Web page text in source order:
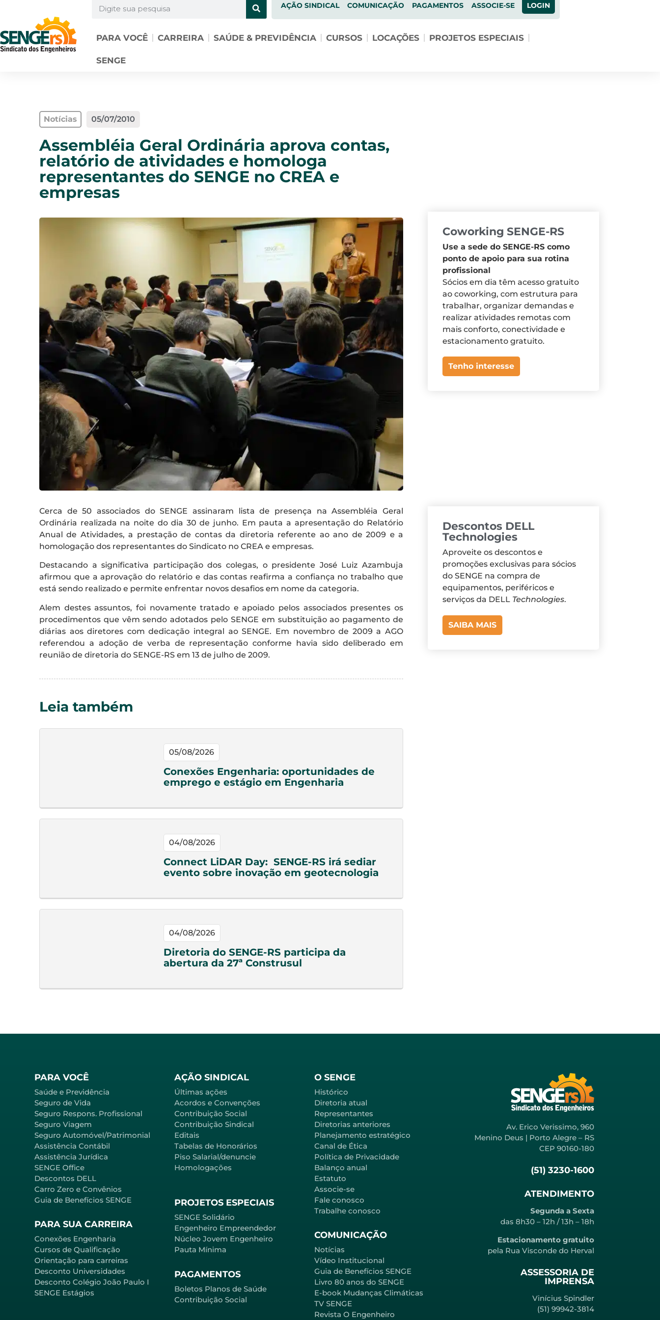
AÇÃO SINDICAL COMUNICAÇÃO PAGAMENTOS ASSOCIE-SE LOGIN
PARA VOCÊ CARREIRA SAÚDE & PREVIDÊNCIA CURSOS LOCAÇÕES PROJETOS ESPECIAIS
SENGE
Notícias 05/07/2010
Assembléia Geral Ordinária aprova contas,
relatório de atividades e homologa
representantes do SENGE no CREA e
empresas
Cerca de 50 associados do SENGE assinaram lista de presença na Assembléia Geral
Ordinária realizada na noite do dia 30 de junho. Em pauta a apresentação do Relatório
Anual de Atividades, a prestação de contas da diretoria referente ao ano de 2009 e a
homologação dos representantes do Sindicato no CREA e empresas.
Destacando a significativa participação dos colegas, o presidente José Luiz Azambuja
afirmou que a aprovação do relatório e das contas reafirma a confiança no trabalho que
está sendo realizado e permite enfrentar novos desafios em nome da categoria.
Alem destes assuntos, foi novamente tratado e apoiado pelos associados presentes os
procedimentos que vêm sendo adotados pelo SENGE em substituição ao pagamento de
diárias aos diretores com dedicação integral ao SENGE. Em novembro de 2009 a AGO
referendou a adoção de verba de representação conforme havia sido deliberado em
reunião de diretoria do SENGE-RS em 13 de julho de 2009.
Leia também
05/08/2026
Conexões Engenharia: oportunidades de
emprego e estágio em Engenharia
04/08/2026
Connect LiDAR Day: SENGE-RS irá sediar
evento sobre inovação em geotecnologia
04/08/2026
Diretoria do SENGE-RS participa da
abertura da 27ª Construsul
Coworking SENGE-RS
Use a sede do SENGE-RS como
ponto de apoio para sua rotina
profissional
Sócios em dia têm acesso gratuito
ao coworking, com estrutura para
trabalhar, organizar demandas e
realizar atividades remotas com
mais conforto, conectividade e
estacionamento gratuito.
Tenho interesse
Descontos DELL
Technologies
Aproveite os descontos e
promoções exclusivas para sócios
do SENGE na compra de
equipamentos, periféricos e
serviços da DELL Technologies.
SAIBA MAIS
PARA VOCÊ
Saúde e Previdência
Seguro de Vida
Seguro Respons. Profissional
Seguro Viagem
Seguro Automóvel/Patrimonial
Assistência Contábil
Assistência Jurídica
SENGE Office
Descontos DELL
Carro Zero e Convênios
Guia de Benefícios SENGE
PARA SUA CARREIRA
Conexões Engenharia
Cursos de Qualificação
Orientação para carreiras
Desconto Universidades
Desconto Colégio João Paulo I
SENGE Estágios
AÇÃO SINDICAL
Últimas ações
Acordos e Convenções
Contribuição Social
Contribuição Sindical
Editais
Tabelas de Honorários
Piso Salarial/denuncie
Homologações
PROJETOS ESPECIAIS
SENGE Solidário
Engenheiro Empreendedor
Núcleo Jovem Engenheiro
Pauta Mínima
PAGAMENTOS
Boletos Planos de Saúde
Contribuição Social
O SENGE
Histórico
Diretoria atual
Representantes
Diretorias anteriores
Planejamento estratégico
Canal de Ética
Política de Privacidade
Balanço anual
Estatuto
Associe-se
Fale conosco
Trabalhe conosco
COMUNICAÇÃO
Notícias
Vídeo Institucional
Guia de Benefícios SENGE
Livro 80 anos do SENGE
E-book Mudanças Climáticas
TV SENGE
Revista O Engenheiro
Av. Erico Verissimo, 960
Menino Deus | Porto Alegre – RS
CEP 90160-180
(51) 3230-1600
ATENDIMENTO
Segunda a Sexta
das 8h30 – 12h / 13h – 18h
Estacionamento gratuito
pela Rua Visconde do Herval
ASSESSORIA DE
IMPRENSA
Vinícius Spindler
(51) 99942-3814